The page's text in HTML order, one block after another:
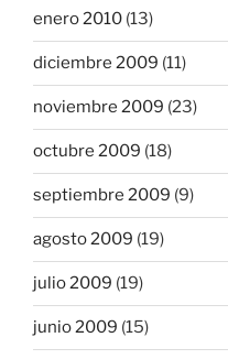
enero 2010 (13)
diciembre 2009 (11)
noviembre 2009 (23)
octubre 2009 (18)
septiembre 2009 (9)
agosto 2009 (19)
julio 2009 (19)
junio 2009 (15)